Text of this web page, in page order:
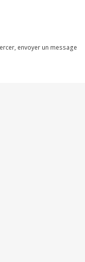
envoyer un message